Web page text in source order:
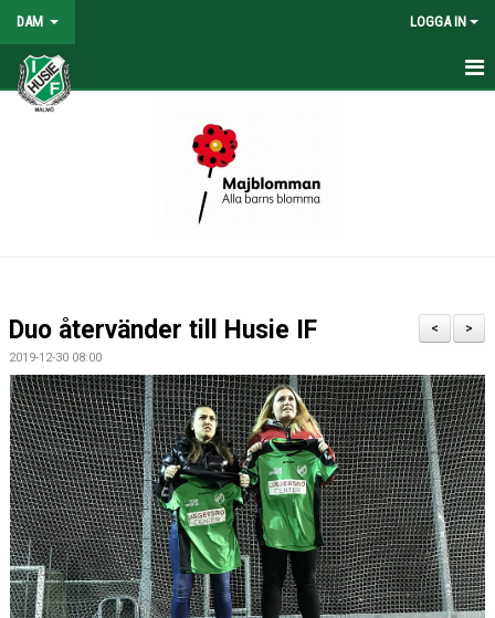
DAM LOGGA IN
HEM
MATCHER
>
<
Duo återvänder till Husie IF
2019-12-30 08:00